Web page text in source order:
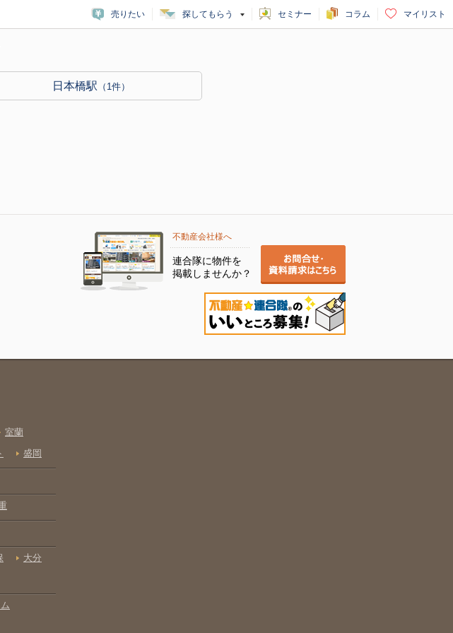
売りたい 探してもらう セミナー コラム マイリスト
日本橋駅 （1件）
不動産会社様へ
連合隊に物件を
掲載しませんか？